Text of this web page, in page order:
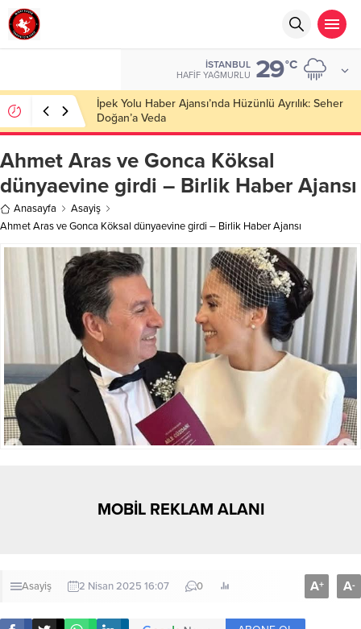
İSTANBUL
HAFIF YAĞMURLU 29°C
Başkan Nihat Öztürk, Şanahan’da Hacı Eryaman’a
Misafir Oldu
Ahmet Aras ve Gonca Köksal
dünyaevine girdi – Birlik Haber Ajansı
Anasayfa
Asayiş
Ahmet Aras ve Gonca Köksal dünyaevine girdi – Birlik Haber Ajansı
MOBİL REKLAM ALANI
Asayiş 2 Nisan 2025 16:07 0 A+ A-